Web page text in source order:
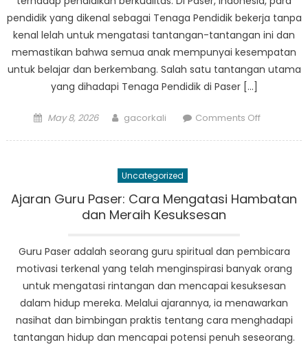
pendidik yang dikenal sebagai Tenaga Pendidik bekerja tanpa
kenal lelah untuk mengatasi tantangan-tantangan ini dan
memastikan bahwa semua anak mempunyai kesempatan
untuk belajar dan berkembang. Salah satu tantangan utama
yang dihadapi Tenaga Pendidik di Paser […]
Posted
May 8, 2026 Author
gacorkali Comments Offon
Pendidik
Tantangan
dalam
Uncategorized
Ajaran Guru Paser: Cara Mengatasi Hambatan
dan Meraih Kesuksesan
Guru Paser adalah seorang guru spiritual dan pembicara
motivasi terkenal yang telah menginspirasi banyak orang
untuk mengatasi rintangan dan mencapai kesuksesan
dalam hidup mereka. Melalui ajarannya, ia menawarkan
nasihat dan bimbingan praktis tentang cara menghadapi
tantangan hidup dan mencapai potensi penuh seseorang.